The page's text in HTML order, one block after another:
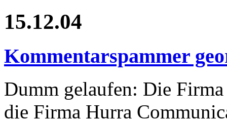
15.12.04
Kommentarspammer
Dumm gelaufen: Die
die Firma Hurra